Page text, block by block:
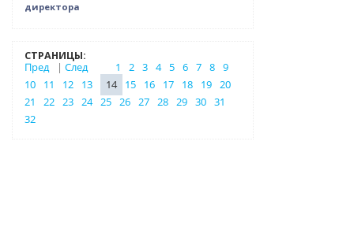
директора
СТРАНИЦЫ:
Пред
| След 1 2 3 4 5 6 7 8 9
10
11 12 13 14 15 16 17 18 19 20
21
22 23 24 25 26 27 28 29 30 31
32